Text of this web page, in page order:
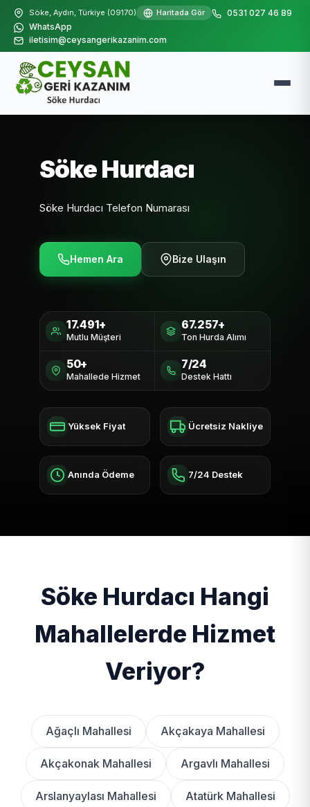
Söke, Aydın, Türkiye (09170) Haritada Gör
0531 027 46 89
WhatsApp
iletisim@ceysangerikazanim.com
Söke Hurdacı
Söke Hurdacı Telefon Numarası
Hemen Ara Bize Ulaşın
17.491+
Mutlu Müşteri
67.257+
Ton Hurda Alımı
50+
Mahallede Hizmet
7/24
Destek Hattı
Yüksek Fiyat Ücretsiz Nakliye
Anında Ödeme 7/24 Destek
Söke Hurdacı Hangi
Mahallelerde Hizmet
Veriyor?
Ağaçlı Mahallesi Akçakaya Mahallesi
Akçakonak Mahallesi Argavlı Mahallesi
Arslanyaylası Mahallesi Atatürk Mahallesi